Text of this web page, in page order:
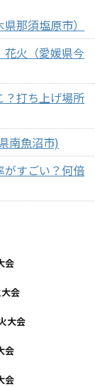
那須塩原市）
花火（愛媛県今
？打ち上げ場所
南魚沼市)
がすごい？何倍
会
会
大会
会
会